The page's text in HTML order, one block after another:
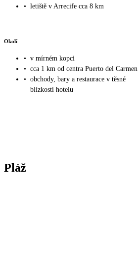
• letiště v Arrecife cca 8 km
Okolí
• v mírném kopci
• cca 1 km od centra Puerto del Carmen
• obchody, bary a restaurace v těsné
blízkosti hotelu
Pláž